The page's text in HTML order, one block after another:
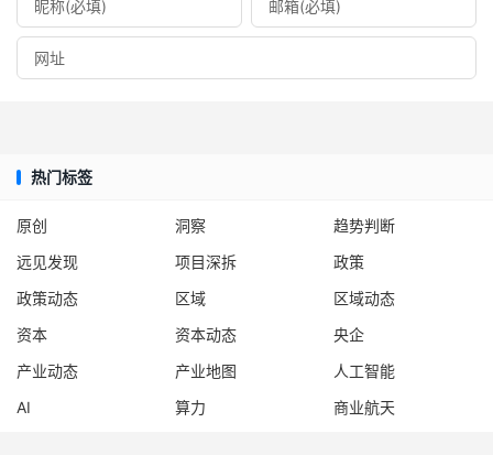
热门标签
原创 洞察
趋势判断
远见发现
项目深拆
政策
政策动态
区域
区域动态
资本
资本动态
央企
产业动态
产业地图
人工智能
AI
算力 商业航天